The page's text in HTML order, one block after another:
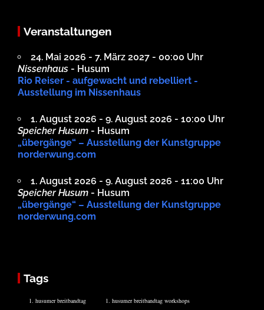
Veranstaltungen
24. Mai 2026 - 7. März 2027 - 00:00 Uhr
Nissenhaus - Husum
Rio Reiser - aufgewacht und rebelliert -
Ausstellung im Nissenhaus
1. August 2026 - 9. August 2026 - 10:00 Uhr
Speicher Husum - Husum
„übergänge“ – Ausstellung der Kunstgruppe
norderwung.com
1. August 2026 - 9. August 2026 - 11:00 Uhr
Speicher Husum - Husum
„übergänge“ – Ausstellung der Kunstgruppe
norderwung.com
Tags
1. husumer breitbandtag 1. husumer breitbandtag workshops